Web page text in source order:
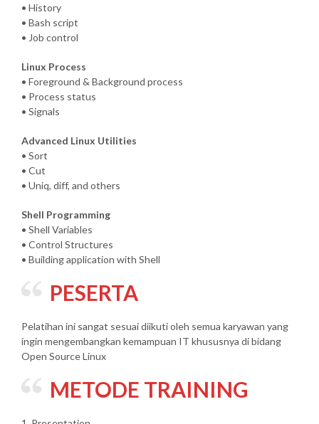
• History
• Bash script
• Job control
Linux Process
• Foreground & Background process
• Process status
• Signals
Advanced Linux Utilities
• Sort
• Cut
• Uniq, diff, and others
Shell Programming
• Shell Variables
• Control Structures
• Building application with Shell
PESERTA
Pelatihan ini sangat sesuai diikuti oleh semua karyawan yang
ingin mengembangkan kemampuan IT khususnya di bidang
Open Source Linux
METODE TRAINING